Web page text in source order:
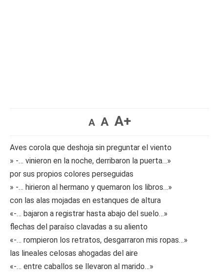
A A A+
Aves corola que deshoja sin preguntar el viento
» -… vinieron en la noche, derribaron la puerta…»
por sus propios colores perseguidas
» -… hirieron al hermano y quemaron los libros…»
con las alas mojadas en estanques de altura
«-… bajaron a registrar hasta abajo del suelo…»
flechas del paraíso clavadas a su aliento
«-… rompieron los retratos, desgarraron mis ropas…»
las lineales celosas ahogadas del aire
«-… entre caballos se llevaron al marido…»